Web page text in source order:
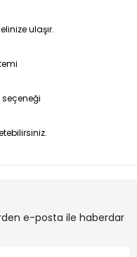
ulaşır.
e-posta ile haberdar